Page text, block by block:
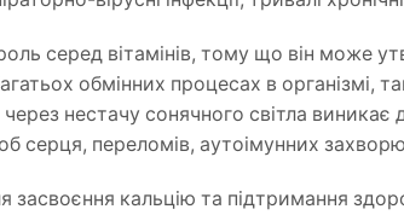
серед вітамінів, тому що він може
обмінних процесах в організмі,
нестачу сонячного світла виникає
серця, переломів, аутоімунних
засвоєння кальцію та підтримання